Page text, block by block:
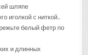
шляпе
иголкой с ниткой..
белый фетр по
и длинных